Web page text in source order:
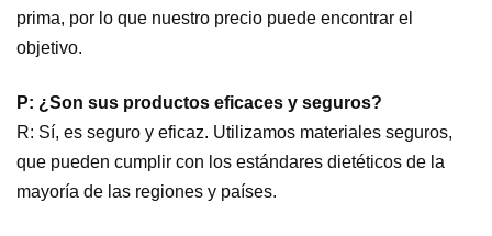
prima, por lo que nuestro precio puede encontrar el
objetivo.
P: ¿Son sus productos eficaces y seguros?
R: Sí, es seguro y eficaz. Utilizamos materiales seguros,
que pueden cumplir con los estándares dietéticos de la
mayoría de las regiones y países.